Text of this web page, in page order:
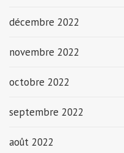
décembre 2022
novembre 2022
octobre 2022
septembre 2022
août 2022